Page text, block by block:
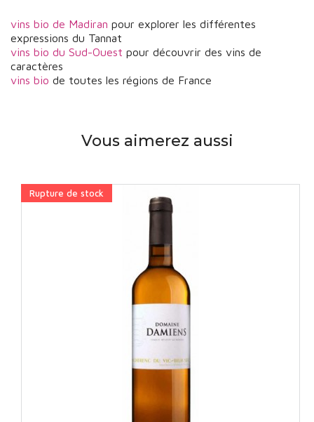
vins bio de Madiran pour explorer les différentes
expressions du Tannat
vins bio du Sud-Ouest pour découvrir des vins de
caractères
vins bio de toutes les régions de France
Vous aimerez aussi
Rupture de stock